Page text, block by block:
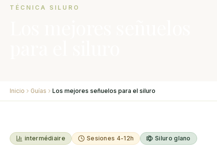
TÉCNICA SILURO
Inicio Guías Los mejores señuelos para el siluro
intermédiaire Sesiones 4-12h Siluro glano